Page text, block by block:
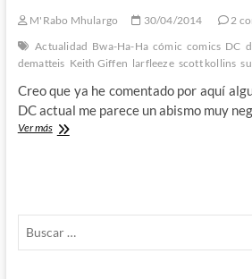
Scott
–
¿A
tercera
va
la
M'Rabo Mhulargo 30/04/2014
2
Actualidad Bwa-Ha-Ha cómic comics DC
dematteis Keith Giffen larfleeze scott kollins
Creo que ya he comentado por aquí
DC actual me parece un abismo muy
Ver másLarfleeze
Scott
Kolins